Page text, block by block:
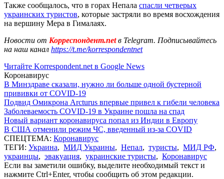
Также сообщалось, что в горах Непала спасли четверых
украинских туристов, которые застряли во время восхождения
на вершину Мера в Гималаях.
Новости от Корреспондент.netв Telegram. Подписывайтесь
на наш канал https://t.me/korrespondentnet
Читайте Korrespondent.net в Google News
Коронавирус
В Минздраве сказали, нужно ли больше одной бустерной
прививки от COVID-19
Подвид Омикрона Arcturus впервые привел к гибели человека
Заболеваемость COVID-19 в Украине пошла на спад
Новый вариант коронавируса попал из Индии в Европу
В США отменили режим ЧС, введенный из-за COVID
СПЕЦТЕМА: Коронавирус
ТЕГИ: Украина, МИД Украины, Непал, туристы, МИД РФ,
украинцы, эвакуация, украинские туристы, Коронавирус
Если вы заметили ошибку, выделите необходимый текст и
нажмите Ctrl+Enter, чтобы сообщить об этом редакции.